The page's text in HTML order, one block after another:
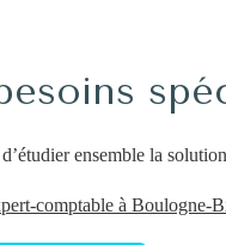
ensemble la
comptable à Boulogne-